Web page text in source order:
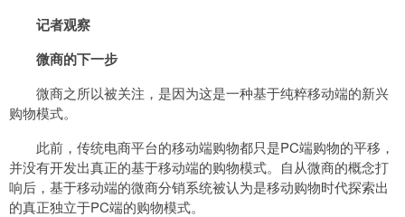
记者观察
微商的下一步
微商之所以被关注，是因为这是一种基于纯粹移动端的新兴
购物模式。
此前，传统电商平台的移动端购物都只是PC端购物的平移，
并没有开发出真正的基于移动端的购物模式。自从微商的概念打
响后，基于移动端的微商分销系统被认为是移动购物时代探索出
的真正独立于PC端的购物模式。